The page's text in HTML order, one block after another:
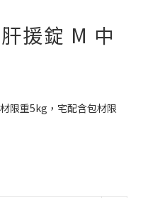
援錠 M 中
限重5kg，宅配含包材限